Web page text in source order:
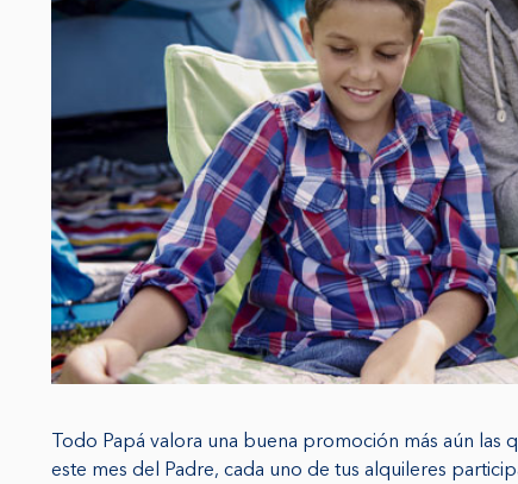
Todo Papá valora una buena promoción más aún
este mes del Padre, cada uno de tus alquileres